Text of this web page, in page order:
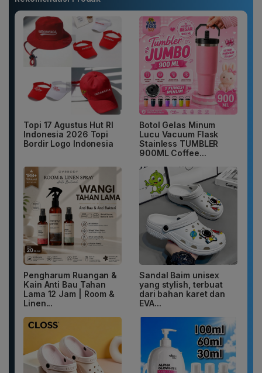
Topi 17 Agustus Hut RI
Indonesia 2026 Topi
Bordir Logo Indonesia
Botol Gelas Minum
Lucu Vacuum Flask
Stainless TUMBLER
900ML Coffee...
Pengharum Ruangan &
Kain Anti Bau Tahan
Lama 12 Jam | Room &
Linen...
Sandal Baim unisex
yang stylish, terbuat
dari bahan karet dan
EVA...